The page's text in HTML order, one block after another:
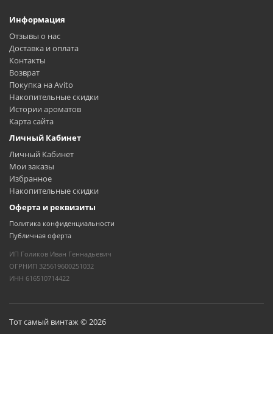
Информация
Отзывы о нас
Доставка и оплата
Контакты
Возврат
Покупка на Avito
Накопительные скидки
Истории ароматов
Карта сайта
Личный Кабинет
Личный Кабинет
Мои заказы
Избранное
Накопительные скидки
Оферта и реквизиты
Политика конфиденциальности
Публичная оферта
ИП Голиков Иван Геннадьевич
ОГРНИП 325619600251032
ИНН 616510714422
Тот самый винтаж © 2026